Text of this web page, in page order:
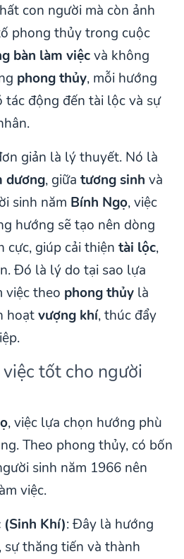
con người mà còn ảnh
phong thủy trong cuộc
bàn làm việcvà không
phong thủy, mỗi hướng
tác động đến tài lộc và sự
giản là lý thuyết. Nó là
dương, giữa tương sinh và
sinh năm Bính Ngọ, việc
hướng sẽ tạo nên dòng
cực, giúp cải thiện tài lộc,
Đó là lý do tại sao lựa
việc theo phong thủy là
hoạtvượng khí, thúc đẩy
tốt cho người
, việc lựa chọn hướng phù
Theo phong thủy, có bốn
sinh năm 1966 nên
việc.
(Sinh Khí): Đây là hướng
sự thăng tiến và thành